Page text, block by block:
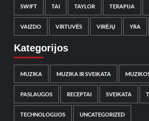
SWIFT TAI TAYLOR TERAPIJA
VAIZDO VIRTUVĖS VIRĖJŲ YRA
Kategorijos
MUZIKA MUZIKA IR SVEIKATA
PASLAUGOS RECEPTAI SVEIKATA
TECHNOLOGIJOS UNCATEGORIZED